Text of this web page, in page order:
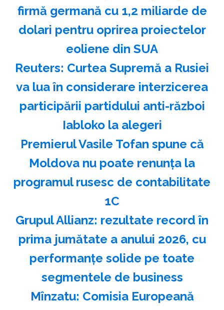
firmă germană cu 1,2 miliarde de
dolari pentru oprirea proiectelor
eoliene din SUA
Reuters: Curtea Supremă a Rusiei
va lua în considerare interzicerea
participării partidului anti-război
Iabloko la alegeri
Premierul Vasile Tofan spune că
Moldova nu poate renunţa la
programul rusesc de contabilitate
1C
Grupul Allianz: rezultate record în
prima jumătate a anului 2026, cu
performanțe solide pe toate
segmentele de business
Mînzatu: Comisia Europeană